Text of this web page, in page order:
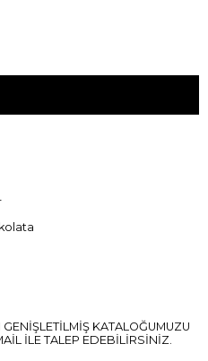
KATALOĞUMUZU
İLE TALEP EDEBİLİRSİNİZ.